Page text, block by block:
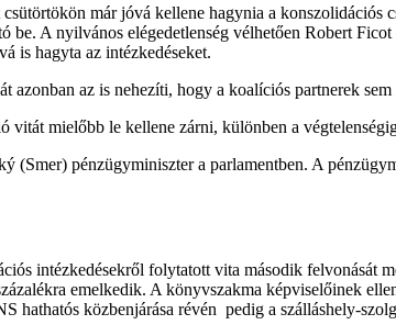
már jóvá kellene hagynia a konszolidációs
be. A nyilvános elégedetlenség vélhetően Robert
is hagyta az intézkedéseket.
azonban az is nehezíti, hogy a koalíciós partnerek
vitát mielőbb le kellene zárni, különben a
ý (Smer) pénzügyminiszter a parlamentben. A
intézkedésekről folytatott vita második felvonását
emelkedik. A könyvszakma képviselőinek
hathatós közbenjárása révén pedig a szálláshely-